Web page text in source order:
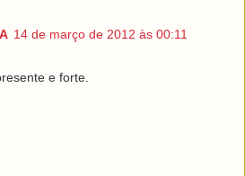
14 de março de 2012 às 00:11
e forte.